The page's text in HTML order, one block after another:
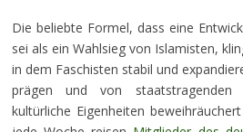
Die beliebte Formel, dass eine
sei als ein Wahlsieg von Islamisten,
in dem Faschisten stabil und
prägen und von staatstragenden
kultürliche Eigenheiten